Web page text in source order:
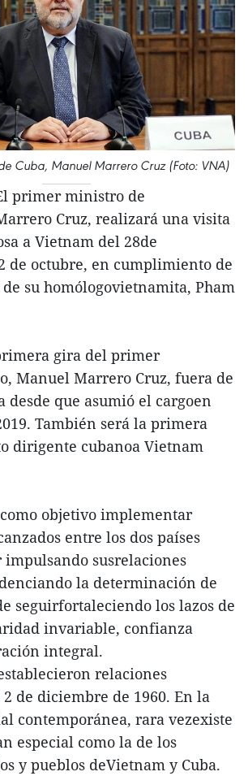
Cuba, Manuel Marrero Cruz (Foto: VNA)
primer ministro de
Cruz, realizará una visita
a Vietnam del 28de
de octubre, en cumplimiento de
su homólogovietnamita, Pham
gira del primer
Manuel Marrero Cruz, fuera de
desde que asumió el cargoen
También será la primera
dirigente cubanoa Vietnam
objetivo implementar
entre los dos países
susrelaciones
la determinación de
seguirfortaleciendo los lazos de
invariable, confianza
integral.
relaciones
de diciembre de 1960. En la
contemporánea, rara vezexiste
especial como la de los
y pueblos deVietnam y Cuba.